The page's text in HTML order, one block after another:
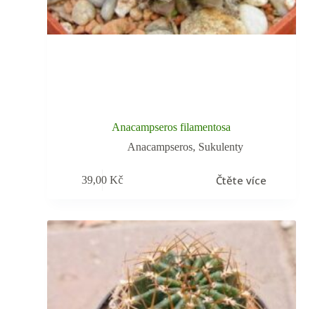
Anacampseros filamentosa
Anacampseros, Sukulenty
39,00 Kč Čtěte více